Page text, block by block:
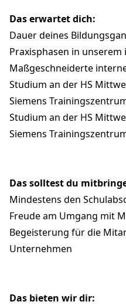
Das erwartet dich:
Dauer deines
Praxisphasen in
Maßgeschneiderte
Studium an der HS
Siemens
Studium an der HS
Siemens
Das solltest du
Mindestens den
Freude am Umgang mit
Begeisterung für die
Unternehmen
Das bieten wir dir: